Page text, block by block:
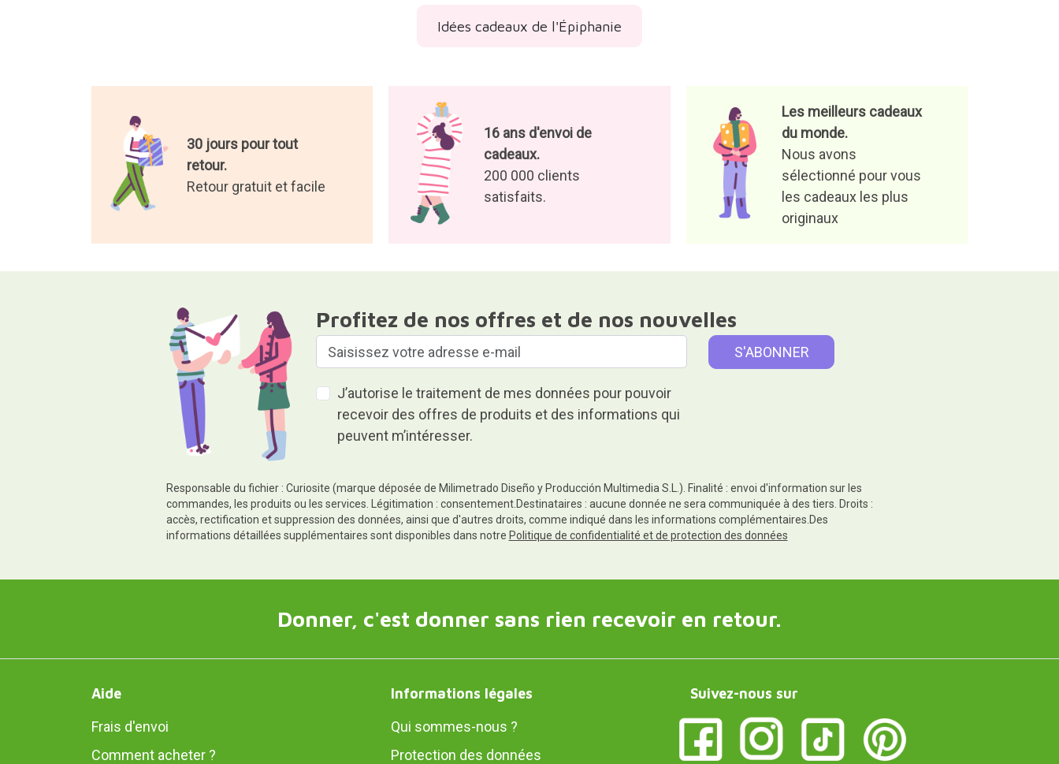
Idées cadeaux de l'Épiphanie
30 jours pour tout
retour.
Retour gratuit et facile
16 ans d'envoi de
cadeaux.
200 000 clients
satisfaits.
Les meilleurs cadeaux
du monde.
Nous avons
sélectionné pour vous
les cadeaux les plus
originaux
Profitez de nos offres et de nos nouvelles
J’autorise le traitement de mes données pour pouvoir
recevoir des offres de produits et des informations qui
peuvent m’intéresser.
Responsable du fichier : Curiosite (marque déposée de Milimetrado Diseño y Producción Multimedia S.L.). Finalité : envoi d'information sur les
commandes, les produits ou les services. Légitimation : consentement.Destinataires : aucune donnée ne sera communiquée à des tiers. Droits :
accès, rectification et suppression des données, ainsi que d'autres droits, comme indiqué dans les informations complémentaires.Des
informations détaillées supplémentaires sont disponibles dans notre Politique de confidentialité et de protection des données
Donner, c'est donner sans rien recevoir en retour.
Aide
Frais d'envoi
Comment acheter ?
Informations légales
Qui sommes-nous ?
Protection des données
Suivez-nous sur